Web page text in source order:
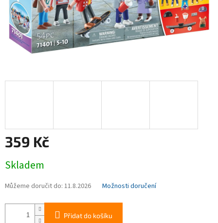
359 Kč
cena:
Skladem
Můžeme doručit do: 11.8.2026 Možnosti doručení
Přidat do košíku